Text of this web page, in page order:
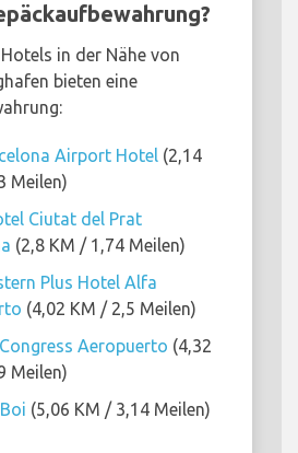
in der Nähe von
bieten eine
Airport Hotel (2,14
Meilen)
Ciutat del Prat
(2,8 KM / 1,74 Meilen)
Plus Hotel Alfa
(4,02 KM / 2,5 Meilen)
Aeropuerto (4,32
Meilen)
(5,06 KM / 3,14 Meilen)